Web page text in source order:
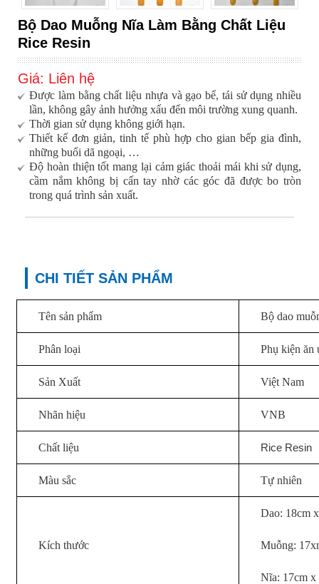
Bộ Dao Muỗng Nĩa Làm Bằng Chất Liệu
Rice Resin
Giá: Liên hệ
Được làm bằng chất liệu nhựa và gạo bể, tái sử dụng nhiều
lần, không gây ảnh hưởng xấu đến môi trường xung quanh.
Thời gian sử dụng không giới hạn.
Thiết kế đơn giản, tinh tế phù hợp cho gian bếp gia đình,
những buổi dã ngoại, …
Độ hoàn thiện tốt mang lại cảm giác thoải mái khi sử dụng,
cầm nắm không bị cấn tay nhờ các góc đã được bo tròn
trong quá trình sản xuất.
CHI TIẾT SẢN PHẨM
Tên sản phẩm Bộ dao
Phân loại Phụ kiện ăn
Sản Xuất Việt Nam
Nhãn hiệu VNB
Chất liệu Rice Resin
Màu sắc Tự nhiên
Kích thước
Dao: 18cm
Muỗng:
Nĩa: 17cm x